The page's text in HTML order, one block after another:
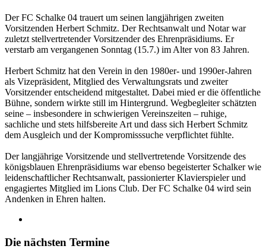
Der FC Schalke 04 trauert um seinen langjährigen zweiten
Vorsitzenden Herbert Schmitz. Der Rechtsanwalt und Notar war
zuletzt stellvertretender Vorsitzender des Ehrenpräsidiums. Er
verstarb am vergangenen Sonntag (15.7.) im Alter von 83 Jahren.
Herbert Schmitz hat den Verein in den 1980er- und 1990er-Jahren
als Vizepräsident, Mitglied des Verwaltungsrats und zweiter
Vorsitzender entscheidend mitgestaltet. Dabei mied er die öffentliche
Bühne, sondern wirkte still im Hintergrund. Wegbegleiter schätzten
seine – insbesondere in schwierigen Vereinszeiten – ruhige,
sachliche und stets hilfsbereite Art und dass sich Herbert Schmitz
dem Ausgleich und der Kompromisssuche verpflichtet fühlte.
Der langjährige Vorsitzende und stellvertretende Vorsitzende des
königsblauen Ehrenpräsidiums war ebenso begeisterter Schalker wie
leidenschaftlicher Rechtsanwalt, passionierter Klavierspieler und
engagiertes Mitglied im Lions Club. Der FC Schalke 04 wird sein
Andenken in Ehren halten.
Die nächsten Termine